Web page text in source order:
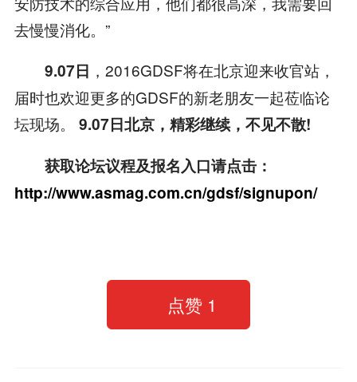
去慢慢消化。”
9.07日 ，2016GDSF将在北京迎来收官站，
届时也欢迎更多的GDSF的新老朋友一起莅临论
坛现场。 9.07日北京，精彩继续，不见不散!
获取论坛议程及报名入口请点击：
http://www.asmag.com.cn/gdsf/signupon/
点赞 1